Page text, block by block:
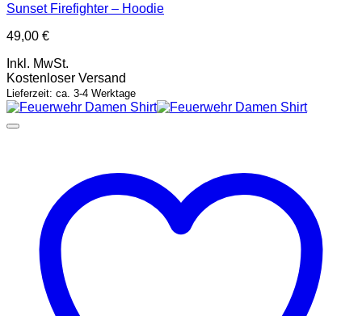
Sunset Firefighter – Hoodie
49,00 €
Inkl. MwSt.
Kostenloser Versand
Lieferzeit: ca. 3-4 Werktage